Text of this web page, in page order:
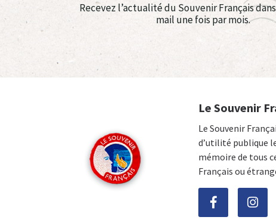
Recevez l’actualité du Souvenir Français
mail une fois par mois.
Le Souvenir
Le Souvenir
d’utilité publique
mémoire de tous
Français ou